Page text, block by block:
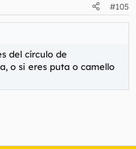
#105
del círculo de
o si eres puta o camello